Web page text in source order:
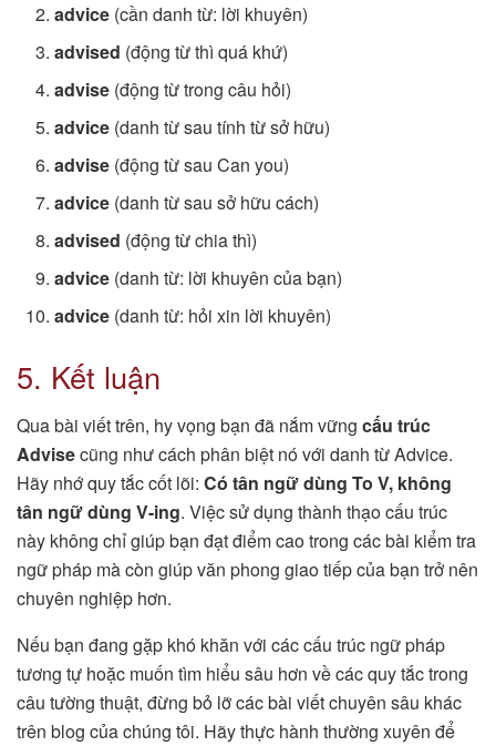
advice (cần danh từ: lời khuyên)
advised (động từ thì quá khứ)
advise (động từ trong câu hỏi)
advice (danh từ sau tính từ sở hữu)
advise (động từ sau Can you)
advice (danh từ sau sở hữu cách)
advised (động từ chia thì)
advice (danh từ: lời khuyên của bạn)
advice (danh từ: hỏi xin lời khuyên)
5. Kết luận
Qua bài viết trên, hy vọng bạn đã nắm vững cấu trúc
Advisecũng như cách phân biệt nó với danh từ Advice.
Hãy nhớ quy tắc cốt lõi: Có tân ngữ dùng To V, không
tân ngữ dùng V-ing. Việc sử dụng thành thạo cấu trúc
này không chỉ giúp bạn đạt điểm cao trong các bài kiểm tra
ngữ pháp mà còn giúp văn phong giao tiếp của bạn trở nên
chuyên nghiệp hơn.
Nếu bạn đang gặp khó khăn với các cấu trúc ngữ pháp
tương tự hoặc muốn tìm hiểu sâu hơn về các quy tắc trong
câu tường thuật, đừng bỏ lỡ các bài viết chuyên sâu khác
trên blog của chúng tôi. Hãy thực hành thường xuyên để